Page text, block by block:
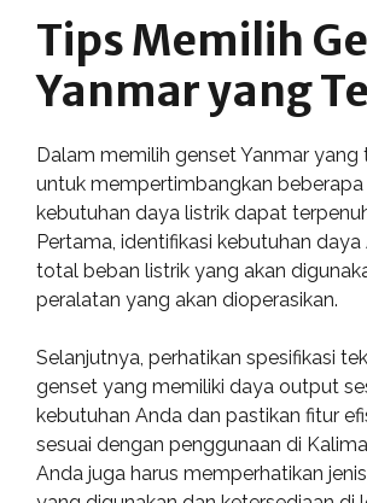
Tips Memilih
Yanmar yang
Dalam memilih genset Yanmar yang
untuk mempertimbangkan beberapa
kebutuhan daya listrik dapat
Pertama, identifikasi kebutuhan daya
total beban listrik yang akan
peralatan yang akan dioperasikan.
Selanjutnya, perhatikan spesifikasi
genset yang memiliki daya output
kebutuhan Anda dan pastikan fitur
sesuai dengan penggunaan di
Anda juga harus memperhatikan